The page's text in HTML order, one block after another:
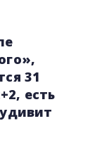
31
есть